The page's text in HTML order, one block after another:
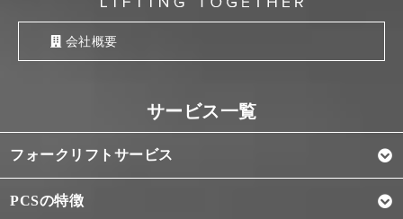
会社概要
フォークリフトサービス
PCSの特徴